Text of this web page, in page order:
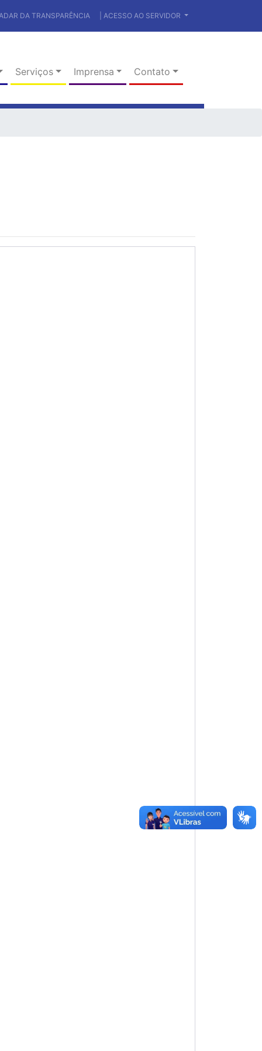
DA TRANSPARÊNCIA | ACESSO AO SERVIDOR
Serviços Imprensa Contato